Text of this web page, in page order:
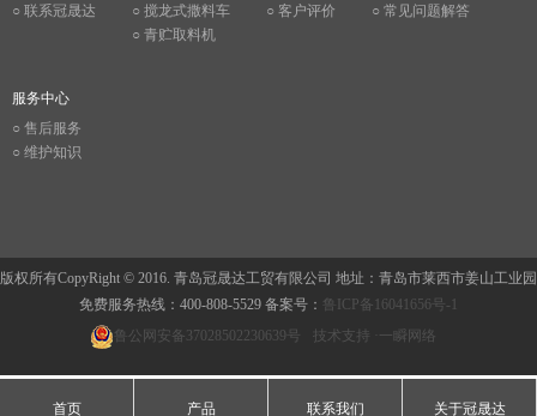
○ 联系冠晟达
○ 搅龙式撒料车
○ 青贮取料机
○ 客户评价
○ 常见问题解答
服务中心
○ 售后服务
○ 维护知识
版权所有CopyRight © 2016. 青岛冠晟达工贸有限公司 地址：青岛市莱西市姜山工业园
免费服务热线：400-808-5529 备案号： 鲁ICP备16041656号-1
鲁公网安备37028502230639号
技术支持 · 一瞬网络
首页 产品 联系我们 关于冠晟达